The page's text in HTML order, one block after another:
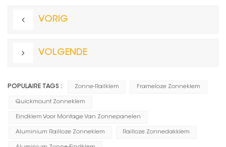
VORIG
VOLGENDE
POPULAIRE TAGS : Zonne-Railklem Frameloze Zonneklem
Quickmount Zonneklem
Eindklem Voor Montage Van Zonnepanelen
Aluminium Railloze Zonneklem Railloze Zonnedakklem